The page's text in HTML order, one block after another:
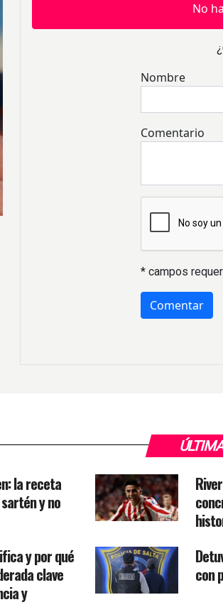
No
Nombre
Comentario
* campos
la receta
y no
y por qué
clave
y
con